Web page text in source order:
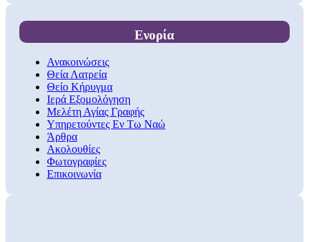
Ενορία
Ανακοινώσεις
Θεία Λατρεία
Θείο Κήρυγμα
Ιερά Εξομολόγηση
Μελέτη Αγίας Γραφής
Υπηρετούντες Εν Τω Ναώ
Άρθρα
Ακολουθίες
Φωτογραφίες
Επικοινωνία